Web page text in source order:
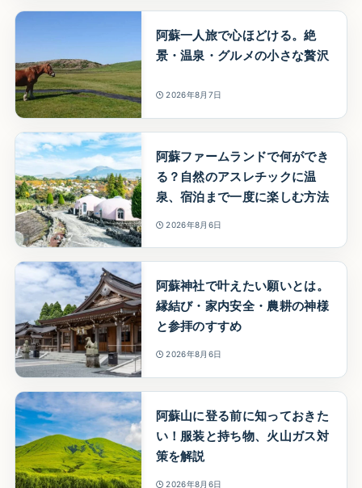
阿蘇一人旅で心ほどける。絶
景・温泉・グルメの小さな贅沢
2026年8月7日
阿蘇ファームランドで何ができ
る？自然のアスレチックに温
泉、宿泊まで一度に楽しむ方法
2026年8月6日
阿蘇神社で叶えたい願いとは。
縁結び・家内安全・農耕の神様
と参拝のすすめ
2026年8月6日
阿蘇山に登る前に知っておきた
い！服装と持ち物、火山ガス対
策を解説
2026年8月6日